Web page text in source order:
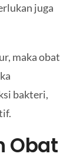
juga
maka obat
bakteri,
Obat